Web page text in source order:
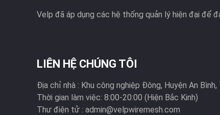
Velp đã áp dụng các hệ thống quản lý hiện đại để
LIÊN HỆ CHÚNG TÔI
Địa chỉ nhà : Khu công nghiệp Đông, Huyện An
Thời gian làm việc: 8:00-20:00 (Hiện Bắc Kinh)
Thư điện tử : admin@velpwiremesh.com